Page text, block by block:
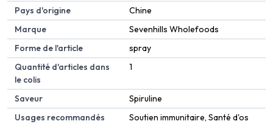
Pays d'origine
Chine
Marque
Sevenhills Wholefoods
Forme de l'article
spray
Quantité d'articles dans
le colis
1
Saveur
Spiruline
Usages recommandés
Soutien immunitaire, Santé d'os